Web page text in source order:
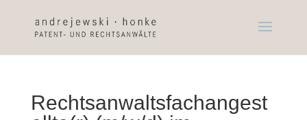
Rechtsanwaltsfachangest